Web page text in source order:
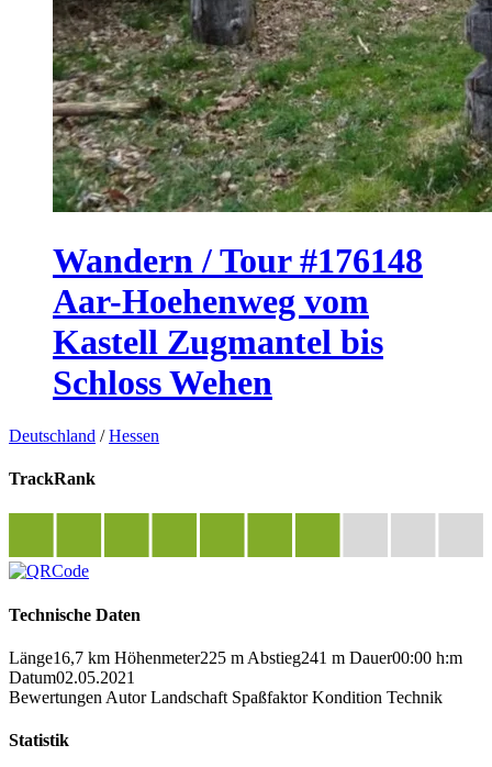
Wandern / Tour #176148
Aar-Hoehenweg vom
Kastell Zugmantel bis
Schloss Wehen
Deutschland /Hessen
TrackRank
Technische Daten
Länge16,7 km Höhenmeter225 m Abstieg241 m Dauer00:00 h:m
Datum02.05.2021
Bewertungen Autor Landschaft Spaßfaktor Kondition Technik
Statistik